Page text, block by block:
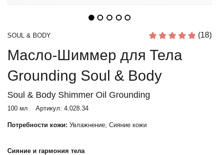
SOUL & BODY (18)
Масло-Шиммер для Тела
Grounding Soul & Body
Soul & Body Shimmer Oil Grounding
100 мл Артикул: 4.028.34
Потребности кожи: Увлажнение, Сияние кожи
Сияние и гармония тела